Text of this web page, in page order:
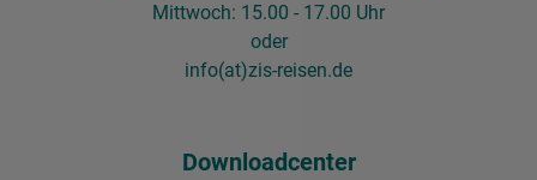
Mittwoch: 15.00 - 17.00 Uhr
oder
info(at)zis-reisen.de
Downloadcenter